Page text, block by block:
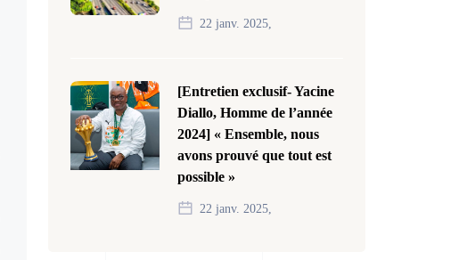
22 janv. 2025,
[Entretien exclusif- Yacine
Diallo, Homme de l’année
2024] « Ensemble, nous
avons prouvé que tout est
possible »
22 janv. 2025,